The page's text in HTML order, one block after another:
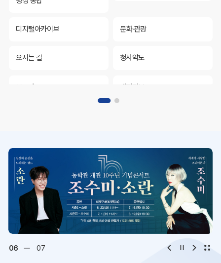
디지털아카이브 문화·관광
오시는 길 청사약도
보도자료 재정정보
대구·경북
행정 통합
조직도
디지털아카이브 문화·관광
오시는 길
06 07